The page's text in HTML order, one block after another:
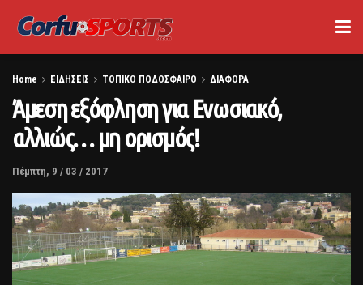
Home ΕΙΔΗΣΕΙΣ ΤΟΠΙΚΟ ΠΟΔΟΣΦΑΙΡΟ ΔΙΑΦΟΡΑ
Άμεση εξόφληση για Ενωσιακό,
αλλιώς… μη ορισμός!
Πέμπτη, 9 / 03 / 2017